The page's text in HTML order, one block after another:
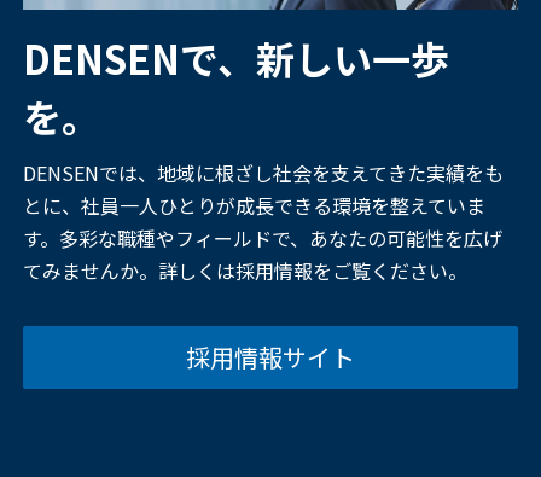
DENSENで、新しい一歩
を。
DENSENでは、地域に根ざし社会を支えてきた実績をも
とに、社員一人ひとりが成長できる環境を整えていま
す。多彩な職種やフィールドで、あなたの可能性を広げ
てみませんか。詳しくは採用情報をご覧ください。
採用情報サイト